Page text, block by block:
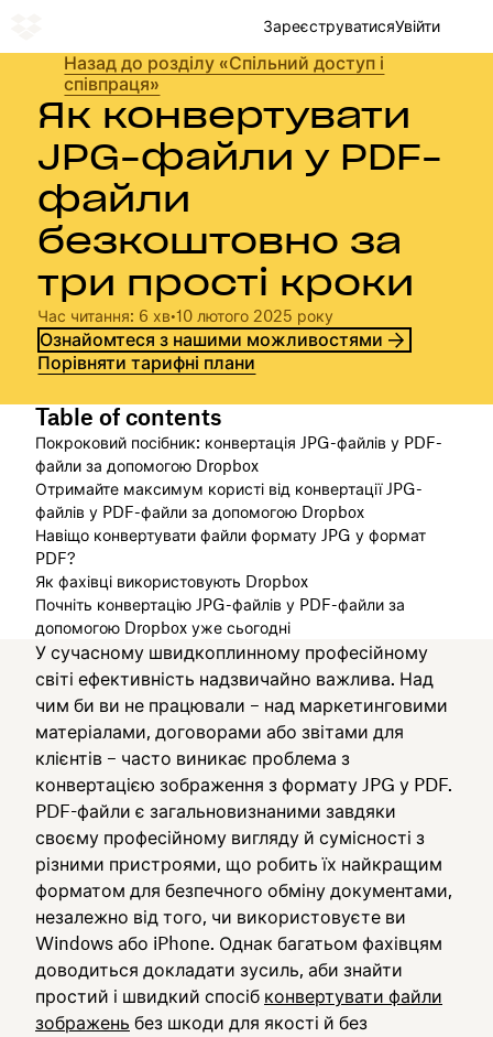
ЗареєструватисяУвійти
Назад до розділу «Спільний доступ і
співпраця»
Як конвертувати
JPG-файли у PDF-
файли
безкоштовно за
три прості кроки
Час читання: 6 хв•10 лютого 2025 року
Ознайомтеся з нашими можливостями
Порівняти тарифні плани
Table of contents
Покроковий посібник: конвертація JPG-файлів у PDF-
файли за допомогою Dropbox
Отримайте максимум користі від конвертації JPG-
файлів у PDF-файли за допомогою Dropbox
Навіщо конвертувати файли формату JPG у формат
PDF?
Як фахівці використовують Dropbox
Почніть конвертацію JPG-файлів у PDF-файли за
допомогою Dropbox уже сьогодні
У сучасному швидкоплинному професійному
світі ефективність надзвичайно важлива. Над
чим би ви не працювали – над маркетинговими
матеріалами, договорами або звітами для
клієнтів – часто виникає проблема з
конвертацією зображення з формату JPG у PDF.
PDF-файли є загальновизнаними завдяки
своєму професійному вигляду й сумісності з
різними пристроями, що робить їх найкращим
форматом для безпечного обміну документами,
незалежно від того, чи використовуєте ви
Windows або iPhone. Однак багатьом фахівцям
доводиться докладати зусиль, аби знайти
простий і швидкий спосіб конвертувати файли
зображень без шкоди для якості й без